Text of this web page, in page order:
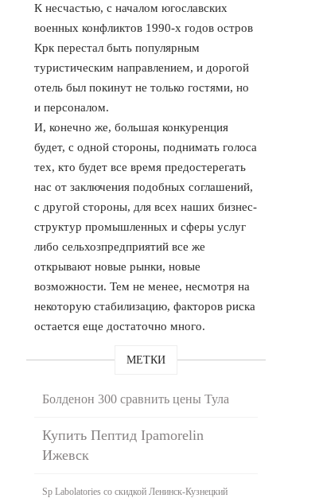
К несчастью, с началом югославских
военных конфликтов 1990-х годов остров
Крк перестал быть популярным
туристическим направлением, и дорогой
отель был покинут не только гостями, но
и персоналом.
И, конечно же, большая конкуренция
будет, с одной стороны, поднимать голоса
тех, кто будет все время предостерегать
нас от заключения подобных соглашений,
с другой стороны, для всех наших бизнес-
структур промышленных и сферы услуг
либо сельхозпредприятий все же
открывают новые рынки, новые
возможности. Тем не менее, несмотря на
некоторую стабилизацию, факторов риска
остается еще достаточно много.
МЕТКИ
Болденон 300 сравнить цены Тула
Купить Пептид Ipamorelin
Ижевск
Sp Labolatories со скидкой Ленинск-Кузнецкий